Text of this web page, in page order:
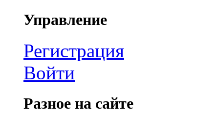
Управление
Регистрация
Войти
Разное на сайте